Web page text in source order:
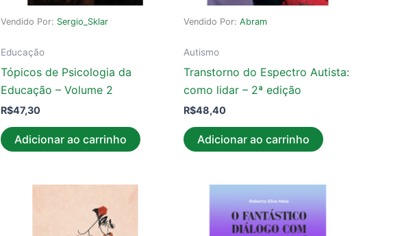
Vendido Por: Sergio_Sklar
Educação
Tópicos de Psicologia da
Educação – Volume 2
R$47,30
Adicionar ao carrinho
Vendido Por: Abram
Autismo
Transtorno do Espectro Autista:
como lidar – 2ª edição
R$48,40
Adicionar ao carrinho